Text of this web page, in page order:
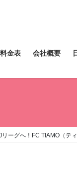
料金表 会社概要
リーグへ！FC TIAMO（テ